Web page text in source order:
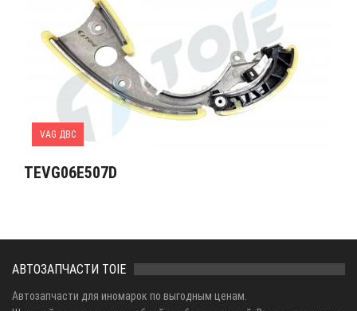
VAG ДВС
TEVG06E507D
АВТОЗАПЧАСТИ TOIE
Автозапчасти для иномарок по выгодным ценам.